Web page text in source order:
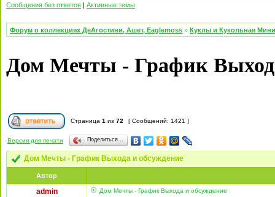
Сообщения без ответов | Активные темы
Форум о коллекциях ДеАгостини, Ашет, Eaglemoss » Куклы и Кукольная
Дом Мечты - График
Страница 1 из 72 [ Сообщений: 1421 ]
Версия для печати Поделиться…
Дом Мечты - График Выхода и обсуждение
Автор
admin Дом Мечты - График Выхода и обсуждение